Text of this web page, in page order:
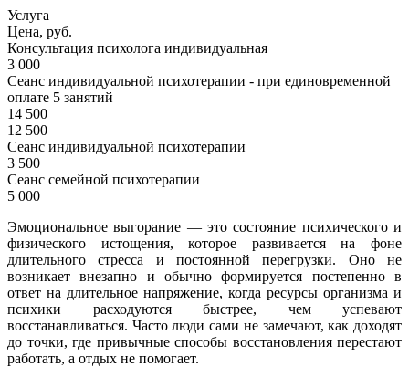
Услуга
Цена, руб.
Консультация психолога индивидуальная
3 000
Сеанс индивидуальной психотерапии - при единовременной
оплате 5 занятий
14 500
12 500
Сеанс индивидуальной психотерапии
3 500
Сеанс семейной психотерапии
5 000
Эмоциональное выгорание — это состояние психического и
физического истощения, которое развивается на фоне
длительного стресса и постоянной перегрузки. Оно не
возникает внезапно и обычно формируется постепенно в
ответ на длительное напряжение, когда ресурсы организма и
психики расходуются быстрее, чем успевают
восстанавливаться. Часто люди сами не замечают, как доходят
до точки, где привычные способы восстановления перестают
работать, а отдых не помогает.